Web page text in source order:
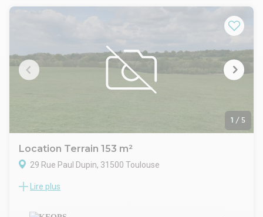
en mains en fonction de vos besoins.
Vous cherchez des locaux à votre image et avec un excellent
emplacement, contactez CONCILIARE IMMOBILIER au 05 61
44 60 02.
1 / 5
Location Terrain 153 m²
29 Rue Paul Dupin, 31500 Toulouse
À louer : terrain/parkings au coeur de Toulouse, idéal pour
proximité de la Gare Matabiau
Lire plus